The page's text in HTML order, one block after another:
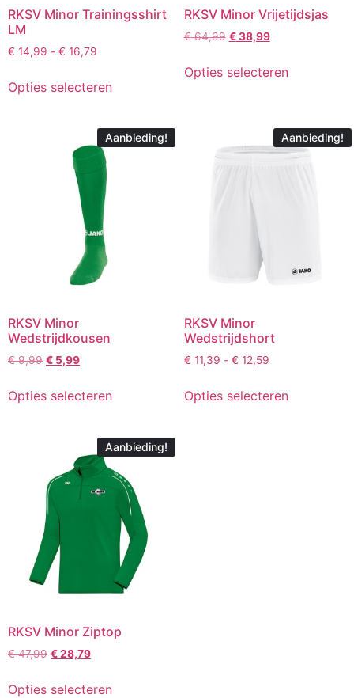
RKSV Minor Trainingsshirt
LM
€ 14,99 - € 16,79
Opties selecteren
RKSV Minor Vrijetijdsjas
€64,99 €38,99
Opties selecteren
Aanbieding!
RKSV Minor
Wedstrijdkousen
€9,99 € 5,99
Opties selecteren
Aanbieding!
RKSV Minor
Wedstrijdshort
€ 11,39 - € 12,59
Opties selecteren
Aanbieding!
RKSV Minor Ziptop
€47,99 €28,79
Opties selecteren